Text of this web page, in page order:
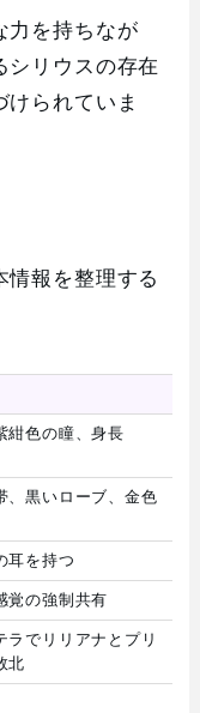
力を持ちなが
シリウスの存在
けられていま
情報を整理する
紺色の瞳、身長
、黒いローブ、金色
耳を持つ
覚の強制共有
ラでリリアナとプリ
北